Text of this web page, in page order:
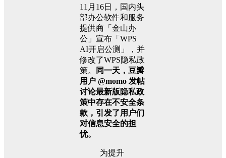
11月16日，国内头
部办公软件和服务
提供商「金山办
公」宣布「WPS
AI开启公测」，并
修改了WPS隐私政
策。
同一天，豆瓣
用户 @momo 发帖
讨论最新版隐私政
策中存在不安全条
款，引发了用户们
对信息安全的担
忧。
为提升